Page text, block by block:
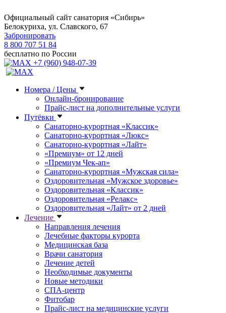
Официальный сайт санатория «Сибирь»
Белокуриха, ул. Славского, 67
Забронировать
8 800 707 51 84
бесплатно по России
+7 (960) 948-07-39
Номера / Цены
Онлайн-бронирование
Прайс-лист на дополнительные услуги
Путёвки
Санаторно-курортная «Классик»
Санаторно-курортная «Люкс»
Санаторно-курортная «Лайт»
«Премиум» от 12 дней
«Премиум Чек-ап»
Санаторно-курортная «Мужская сила»
Оздоровительная «Мужское здоровье»
Оздоровительная «Классик»
Оздоровительная «Релакс»
Оздоровительная «Лайт» от 2 дней
Лечение
Направления лечения
Лечебные факторы курорта
Медицинская база
Врачи санатория
Лечение детей
Необходимые документы
Новые методики
СПА-центр
Фитобар
Прайс-лист на медицинские услуги